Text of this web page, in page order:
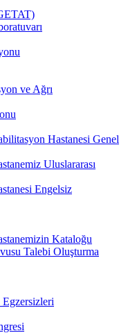
ve Ağrı
Hastanesi Genel
Uluslararası
Engelsiz
Kataloğu
Talebi Oluşturma